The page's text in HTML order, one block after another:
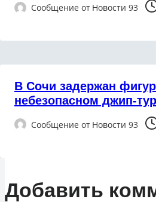
Сообщение от Новости 93
В Сочи задержан
небезопасном джип-
Сообщение от Новости 93
Добавить